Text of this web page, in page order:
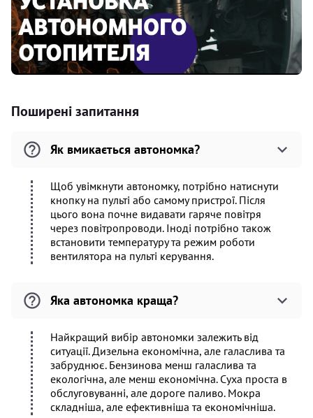
Поширені запитання
Як вмикається автономка?
Щоб увімкнути автономку, потрібно натиснути
кнопку на пульті або самому пристрої. Після
цього вона почне видавати гаряче повітря
через повітропроводи. Іноді потрібно також
встановити температуру та режим роботи
вентилятора на пульті керування.
Яка автономка краща?
Найкращий вибір автономки залежить від
ситуації. Дизельна економічна, але галаслива та
забруднює. Бензинова менш галаслива та
екологічна, але менш економічна. Суха проста в
обслуговуванні, але дороге паливо. Мокра
складніша, але ефективніша та економічніша.